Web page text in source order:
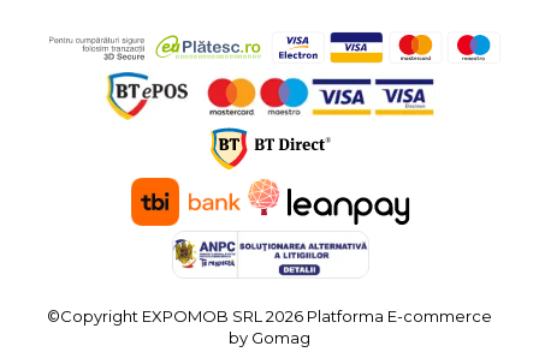
©Copyright EXPOMOB SRL 2026 Platforma E-commerce
by Gomag